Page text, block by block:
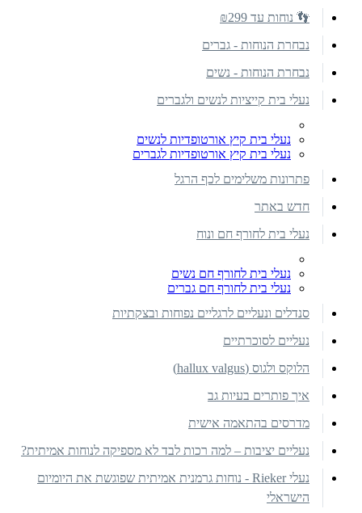
👣 נוחות עד ₪299
נבחרת הנוחות - גברים
נבחרת הנוחות - נשים
נעלי בית קייציות לנשים ולגברים
נעלי בית קיץ אורטופדיות לנשים
נעלי בית קיץ אורטופדיות לגברים
פתרונות משלימים לכף הרגל
חדש באתר
נעלי בית לחורף חם ונוח
נעלי בית לחורף חם נשים
נעלי בית לחורף חם גברים
סנדלים ונעליים לרגליים נפוחות ובצקתיות
נעליים לסוכרתיים
הלוקס ולגוס (hallux valgus)
איך פותרים בעיות גב
מדרסים בהתאמה אישית
נעליים יציבות – למה רכות לבד לא מספיקה לנוחות אמיתית?
נעלי Rieker - נוחות גרמנית אמיתית שפוגשת את היומיום
הישראלי